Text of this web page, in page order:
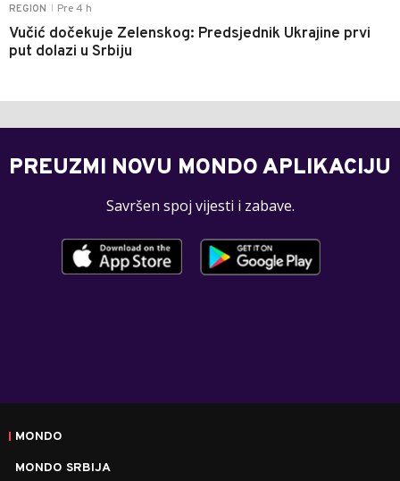
REGION Pre 4 h
Vučić dočekuje Zelenskog: Predsjednik Ukrajine prvi
put dolazi u Srbiju
PREUZMI NOVU MONDO APLIKACIJU
Savršen spoj vijesti i zabave.
MONDO
MONDO SRBIJA